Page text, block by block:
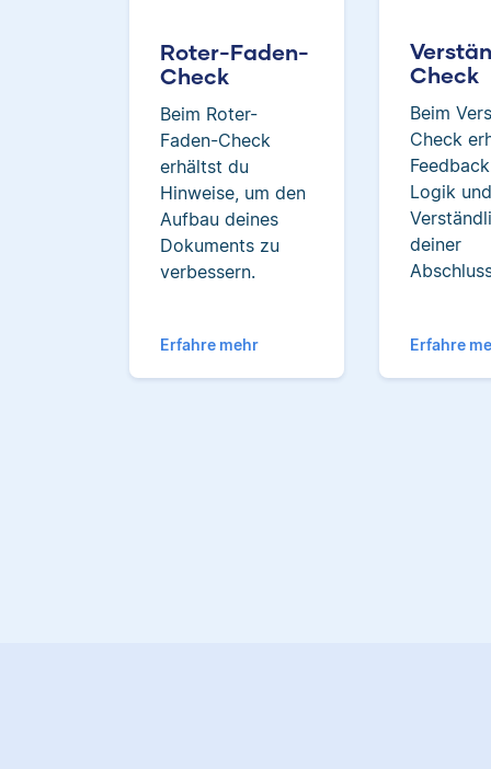
Roter-Faden-
Check
Beim Roter-
Faden-Check
erhältst du
Hinweise, um den
Aufbau deines
Dokuments zu
verbessern.
Erfahre mehr
Check
Beim
Check
Logik und
deiner
Erfahre